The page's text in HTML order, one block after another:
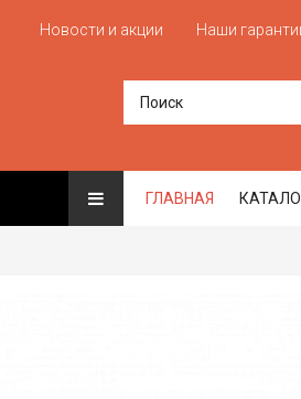
Новости и акции Наши
ГЛАВНАЯ